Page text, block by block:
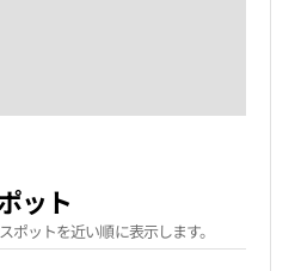
ット
ポットを近い順に表示します。